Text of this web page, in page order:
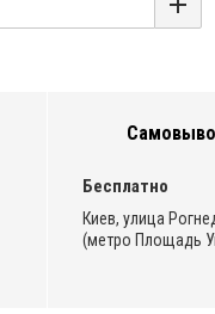
Бесплатно
Киев, улица
(метро Площадь